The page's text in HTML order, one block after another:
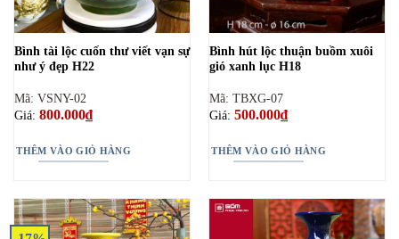
Bình tài lộc cuốn thư viết vạn sự
như ý đẹp H22
Mã: VSNY-02
Giá: 800.000₫
THÊM VÀO GIỎ HÀNG
Bình hút lộc thuận buồm xuôi
gió xanh lục H18
Mã: TBXG-07
Giá: 500.000₫
THÊM VÀO GIỎ HÀNG